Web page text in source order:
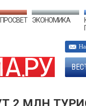
ЭКОНОМИКА